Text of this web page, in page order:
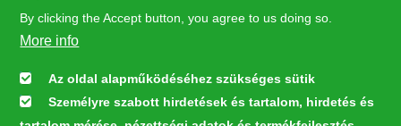
Hírlevél feliratkozás
Feliratkozás
By clicking the Accept button, you agree to us doing so.
More info
Az oldal alapműködéséhez szükséges sütik
Személyre szabott hirdetések és tartalom, hirdetés és